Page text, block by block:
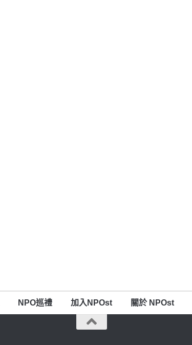
NPO巡禮 加入NPOst 關於 NPOst